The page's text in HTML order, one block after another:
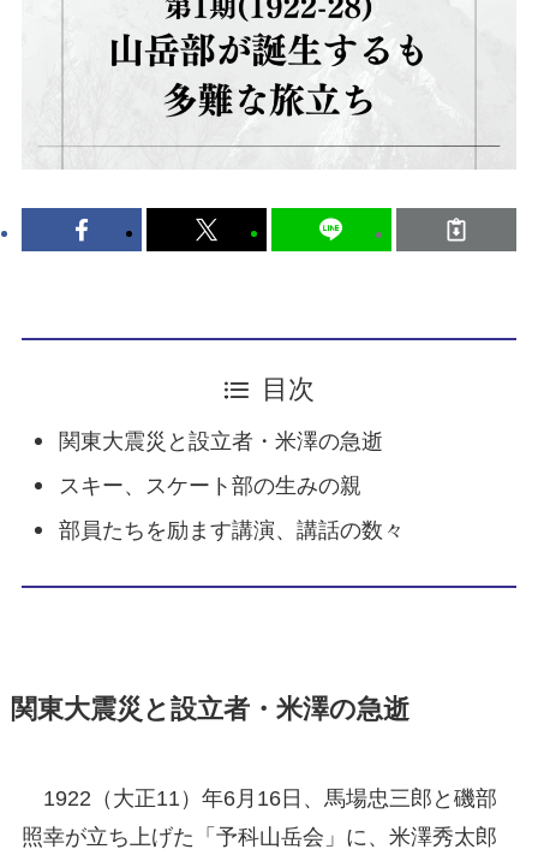
目次
関東大震災と設立者・米澤の急逝
スキー、スケート部の生みの親
部員たちを励ます講演、講話の数々
関東大震災と設立者・米澤の急逝
1922（大正11）年6月16日、馬場忠三郎と磯部
照幸が立ち上げた「予科山岳会」に、米澤秀太郎